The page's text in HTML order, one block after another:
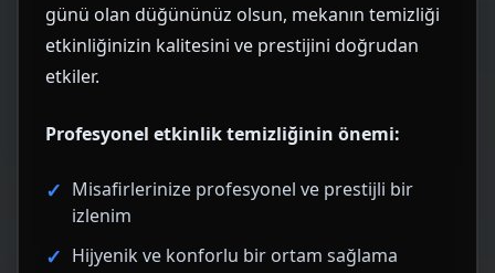
günü olan düğününüz olsun, mekanın temizliği
etkinliğinizin kalitesini ve prestijini doğrudan
etkiler.
Profesyonel etkinlik temizliğinin önemi:
Misafirlerinize profesyonel ve prestijli bir
izlenim
Hijyenik ve konforlu bir ortam sağlama